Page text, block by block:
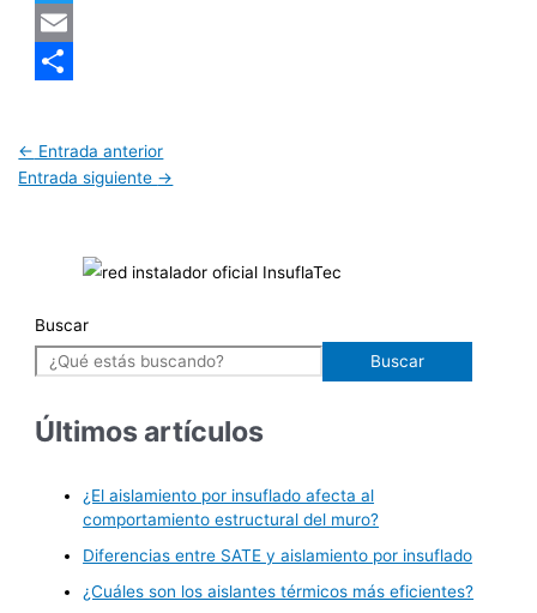
Twitter
Email
← Entrada anterior
Entrada siguiente →
Buscar
Buscar
Últimos artículos
¿El aislamiento por insuflado afecta al
comportamiento estructural del muro?
Diferencias entre SATE y aislamiento por insuflado
¿Cuáles son los aislantes térmicos más eficientes?